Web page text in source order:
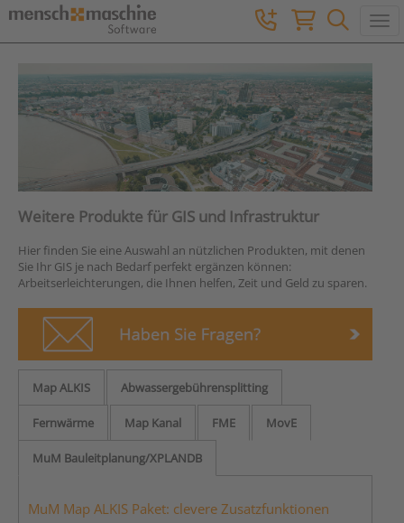
Weitere Produkte für GIS und Infrastruktur
Hier finden Sie eine Auswahl an nützlichen Produkten, mit denen
Sie Ihr GIS je nach Bedarf perfekt ergänzen können:
Arbeitserleichterungen, die Ihnen helfen, Zeit und Geld zu sparen.
Map ALKIS Abwassergebührensplitting
Fernwärme Map Kanal FME MovE
MuM Bauleitplanung/XPLANDB
MuM Map ALKIS Paket: clevere Zusatzfunktionen